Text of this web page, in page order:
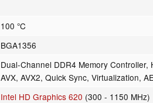
100 °C
BGA1356
Dual-Channel DDR4 Memory Controller,
AVX, AVX2, Quick Sync, Virtualization,
Intel HD Graphics 620 (300 - 1150 MHz)